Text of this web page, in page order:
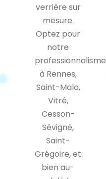
verrière sur
mesure.
Optez pour
notre
professionnalisme
à Rennes,
Saint-Malo,
Vitré,
Cesson-
Sévigné,
Saint-
Grégoire, et
bien au-